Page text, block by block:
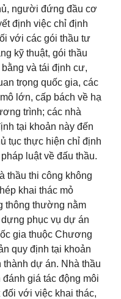
người đứng đầu cơ
định việc chỉ định
với các gói thầu tư
kỹ thuật, gói thầu
và tái định cư,
trọng quốc gia, các
lớn, cấp bách về hạ
trình; các nhà
tại khoản này đến
tục thực hiện chỉ định
luật về đấu thầu.
thầu thi công không
khai thác mỏ
thông thường nằm
phục vụ dự án
gia thuộc Chương
quy định tại khoản
dự án. Nhà thầu
giá tác động môi
với việc khai thác,